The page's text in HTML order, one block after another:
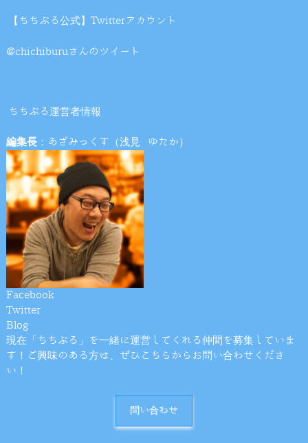
【ちちぶる公式】Twitterアカウント
@chichiburuさんのツイート
ちちぶる運営者情報
編集長：あざみっくす（浅見 ゆたか）
Facebook
Twitter
Blog
現在「ちちぶる」を一緒に運営してくれる仲間を募集していま
す！ご興味のある方は、ぜひこちらからお問い合わせくださ
い！
問い合わせ